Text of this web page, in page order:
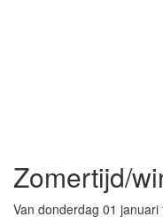
Zomertijd/
Van donderdag 01